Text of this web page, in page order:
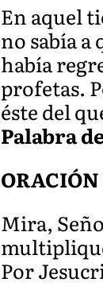
En aquel
no sabía
había
profetas.
éste del
Palabra
Mira,
Por